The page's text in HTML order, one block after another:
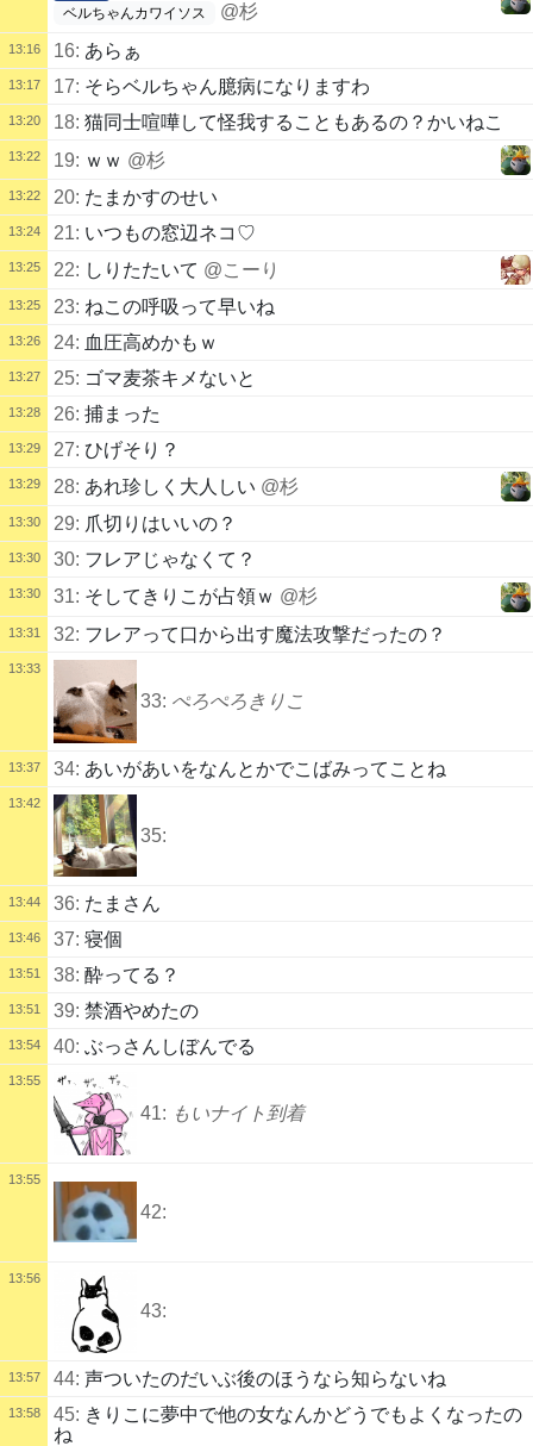
ベルちゃんカワイソス @杉
13:16 16: あらぁ
13:17 17: そらベルちゃん臆病になりますわ
13:20 18: 猫同士喧嘩して怪我することもあるの？かいねこ
13:22 19: ｗｗ @杉
13:22 20: たまかすのせい
13:24 21: いつもの窓辺ネコ♡
13:25 22: しりたたいて @こーり
13:25 23: ねこの呼吸って早いね
13:26 24: 血圧高めかもｗ
13:27 25: ゴマ麦茶キメないと
13:28 26: 捕まった
13:29 27: ひげそり？
13:29 28: あれ珍しく大人しい @杉
13:30 29: 爪切りはいいの？
13:30 30: フレアじゃなくて？
13:30 31: そしてきりこが占領ｗ @杉
13:31 32: フレアって口から出す魔法攻撃だったの？
13:33
33: ぺろぺろきりこ
13:37 34: あいがあいをなんとかでこばみってことね
13:42
35:
13:44 36: たまさん
13:46 37: 寝個
13:51 38: 酔ってる？
13:51 39: 禁酒やめたの
13:54 40: ぶっさんしぼんでる
13:55
41: もいナイト到着
13:55
42:
13:56
43:
13:57 44: 声ついたのだいぶ後のほうなら知らないね
13:58 45: きりこに夢中で他の女なんかどうでもよくなったの
ね